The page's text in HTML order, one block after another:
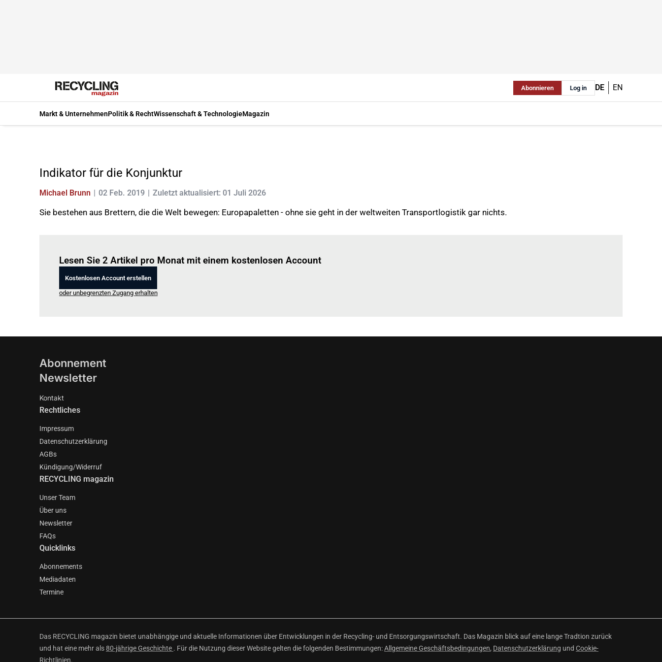
Abonnieren Log in DE EN
Markt & UnternehmenPolitik & RechtWissenschaft & TechnologieMagazin
Indikator für die Konjunktur
Michael Brunn 02 Feb. 2019 Zuletzt aktualisiert: 01 Juli 2026
Sie bestehen aus Brettern, die die Welt bewegen: Europapaletten - ohne sie geht in der weltweiten Transportlogistik gar nichts.
Lesen Sie 2 Artikel pro Monat mit einem kostenlosen Account
Kostenlosen Account erstellen
oder unbegrenzten Zugang erhalten
Abonnement
Newsletter
Kontakt
Rechtliches
Impressum
Datenschutzerklärung
AGBs
Kündigung/Widerruf
RECYCLING magazin
Unser Team
Über uns
Newsletter
FAQs
Quicklinks
Abonnements
Mediadaten
Termine
Das RECYCLING magazin bietet unabhängige und aktuelle Informationen über Entwicklungen in der Recycling- und Entsorgungswirtschaft. Das Magazin blick auf eine lange Tradtion zurück
und hat eine mehr als80-jährige Geschichte . Für die Nutzung dieser Website gelten die folgenden Bestimmungen:Allgemeine Geschäftsbedingungen, Datenschutzerklärung und Cookie-
Richtlinien.